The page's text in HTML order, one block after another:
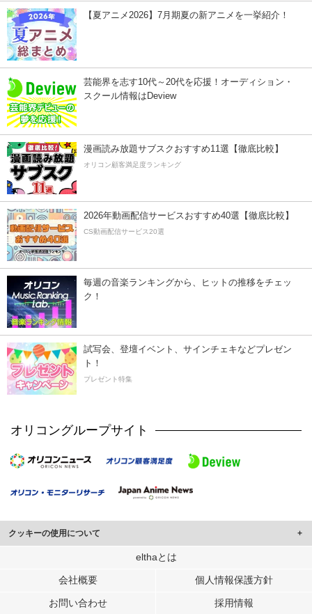
【夏アニメ2026】7月期夏の新アニメを一挙紹介！
芸能界を志す10代～20代を応援！オーディション・
スクール情報はDeview
漫画読み放題サブスクおすすめ11選【徹底比較】
オリコン顧客満足度ランキング
2026年動画配信サービスおすすめ40選【徹底比較】
CS動画配信サービス20選
毎週の音楽ランキングから、ヒットの推移をチェッ
ク！
試写会、登壇イベント、サインチェキなどプレゼン
ト！
プレゼント特集
オリコングループサイト
クッキーの使用について
このサイトでは Cookie を使用して、ユーザーに合わせたコンテンツや広告の
行っています。
メディアや広告配信、データ解析の各パートナーに提供しています。
elthaとは
会社概要 個人情報保護方針
お問い合わせ 採用情報